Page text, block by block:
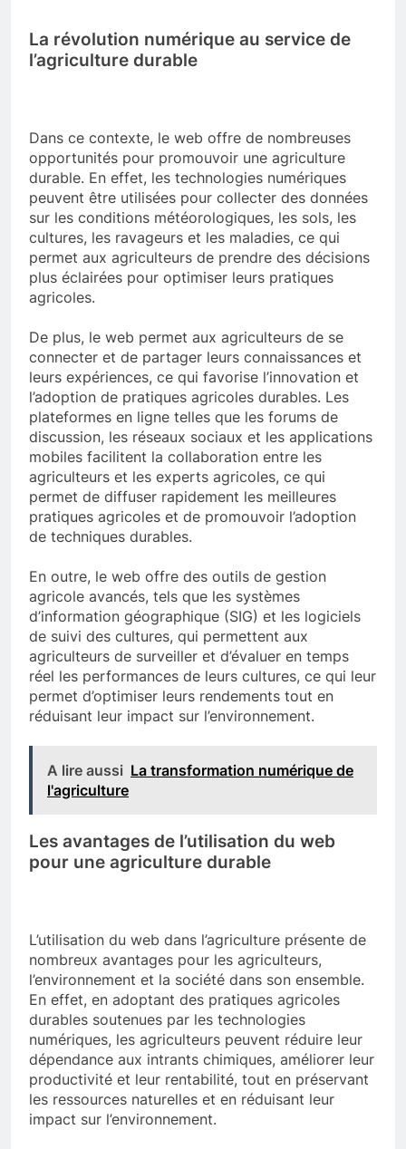
La révolution numérique au service de
l’agriculture durable
Dans ce contexte, le web offre de nombreuses
opportunités pour promouvoir une agriculture
durable. En effet, les technologies numériques
peuvent être utilisées pour collecter des données
sur les conditions météorologiques, les sols, les
cultures, les ravageurs et les maladies, ce qui
permet aux agriculteurs de prendre des décisions
plus éclairées pour optimiser leurs pratiques
agricoles.
De plus, le web permet aux agriculteurs de se
connecter et de partager leurs connaissances et
leurs expériences, ce qui favorise l’innovation et
l’adoption de pratiques agricoles durables. Les
plateformes en ligne telles que les forums de
discussion, les réseaux sociaux et les applications
mobiles facilitent la collaboration entre les
agriculteurs et les experts agricoles, ce qui
permet de diffuser rapidement les meilleures
pratiques agricoles et de promouvoir l’adoption
de techniques durables.
En outre, le web offre des outils de gestion
agricole avancés, tels que les systèmes
d’information géographique (SIG) et les logiciels
de suivi des cultures, qui permettent aux
agriculteurs de surveiller et d’évaluer en temps
réel les performances de leurs cultures, ce qui leur
permet d’optimiser leurs rendements tout en
réduisant leur impact sur l’environnement.
A lire aussi La transformation numérique de
l'agriculture
Les avantages de l’utilisation du web
pour une agriculture durable
L’utilisation du web dans l’agriculture présente de
nombreux avantages pour les agriculteurs,
l’environnement et la société dans son ensemble.
En effet, en adoptant des pratiques agricoles
durables soutenues par les technologies
numériques, les agriculteurs peuvent réduire leur
dépendance aux intrants chimiques, améliorer leur
productivité et leur rentabilité, tout en préservant
les ressources naturelles et en réduisant leur
impact sur l’environnement.